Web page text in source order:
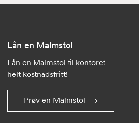
Lån en Malmstol
Lån en Malmstol til kontoret –
helt kostnadsfritt!
Prøv en Malmstol